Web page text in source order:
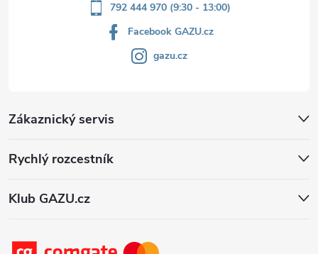
792 444 970 (9:30 - 13:00)
Facebook GAZU.cz
gazu.cz
Zákaznický servis
Rychlý rozcestník
Klub GAZU.cz